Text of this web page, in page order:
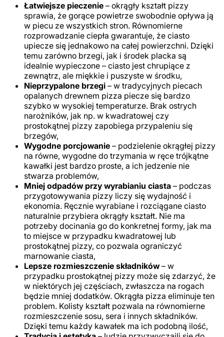
Łatwiejsze pieczenie – okrągły kształt pizzy
sprawia, że gorące powietrze swobodnie opływa ją
w piecu ze wszystkich stron. Równomierne
rozprowadzanie ciepła gwarantuje, że ciasto
upiecze się jednakowo na całej powierzchni. Dzięki
temu zarówno brzegi, jak i środek placka są
idealnie wypieczone – ciasto jest chrupiące z
zewnątrz, ale miękkie i puszyste w środku,
Nieprzypalone brzegi – w tradycyjnych piecach
opalanych drewnem pizza piecze się bardzo
szybko w wysokiej temperaturze. Brak ostrych
narożników, jak np. w kwadratowej czy
prostokątnej pizzy zapobiega przypaleniu się
brzegów,
Wygodne porcjowanie – podzielenie okrągłej pizzy
na równe, wygodne do trzymania w ręce trójkątne
kawałki jest bardzo proste, a ich jedzenie nie
stwarza problemów,
Mniej odpadów przy wyrabianiu ciasta – podczas
przygotowywania pizzy liczy się wydajność i
ekonomia. Ręcznie wyrabiane i rozciągane ciasto
naturalnie przybiera okrągły kształt. Nie ma
potrzeby docinania go do konkretnej formy, jak ma
to miejsce w przypadku kwadratowej lub
prostokątnej pizzy, co pozwala ograniczyć
marnowanie ciasta,
Lepsze rozmieszczenie składników– w
przypadku prostokątnej pizzy może się zdarzyć, że
w niektórych jej częściach, zwłaszcza na rogach
będzie mniej dodatków. Okrągła pizza eliminuje ten
problem. Kolisty kształt pozwala na równomierne
rozmieszczenie sosu, sera i innych składników.
Dzięki temu każdy kawałek ma ich podobną ilość,